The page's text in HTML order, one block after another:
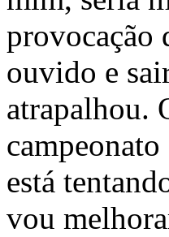
provocação
ouvido e
atrapalhou.
está
vou